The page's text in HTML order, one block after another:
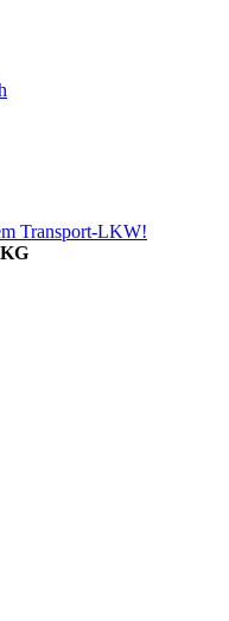
Transport-LKW!